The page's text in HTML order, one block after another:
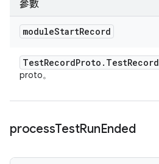
參數
moduleStartRecord
TestRecordProto . TestRecord
proto。
processTestRunEnded